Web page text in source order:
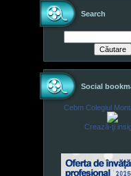
Search
Social
Cebm Colegiul
Crează-ţi